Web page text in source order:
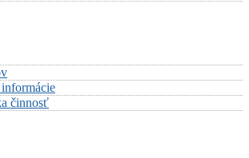
činnosť